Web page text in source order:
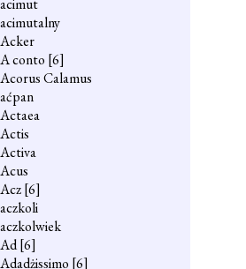
acimut
acimutalny
Acker
A conto [6]
Acorus Calamus
aćpan
Actaea
Actis
Activa
Acus
Acz[6]
aczkoli
aczkolwiek
Ad[6]
Adadżissimo [6]